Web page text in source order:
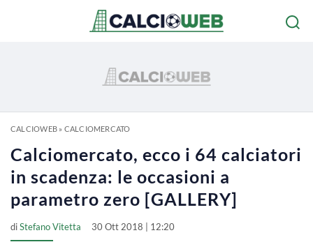
CALCIOWEB» CALCIOMERCATO
Calciomercato, ecco i 64 calciatori
in scadenza: le occasioni a
parametro zero [GALLERY]
diStefano Vitetta 30 Ott 2018 | 12:20